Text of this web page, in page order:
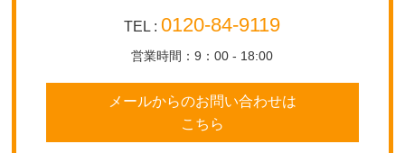
TEL :0120-84-9119
営業時間：9：00 - 18:00
メールからのお問い合わせは
こちら